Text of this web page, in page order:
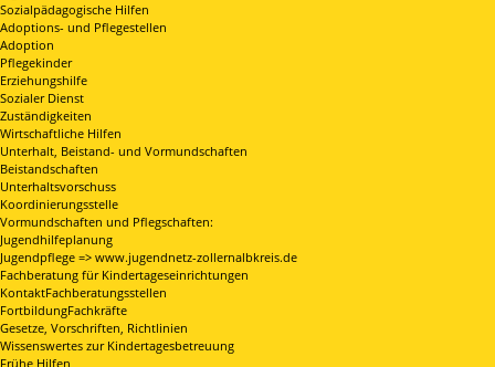
Sozialpädagogische Hilfen
Adoptions- und Pflegestellen
Adoption
Pflegekinder
Erziehungshilfe
Sozialer Dienst
Zuständigkeiten
Wirtschaftliche Hilfen
Unterhalt, Beistand- und Vormundschaften
Beistandschaften
Unterhaltsvorschuss
Koordinierungsstelle
Vormundschaften und Pflegschaften:
Jugendhilfeplanung
Jugendpflege => www.jugendnetz-zollernalbkreis.de
Fachberatung für Kindertageseinrichtungen
KontaktFachberatungsstellen
FortbildungFachkräfte
Gesetze, Vorschriften, Richtlinien
Wissenswertes zur Kindertagesbetreuung
Frühe Hilfen